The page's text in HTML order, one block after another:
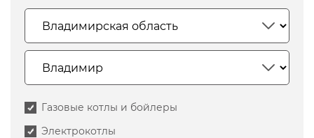
Газовые котлы и бойлеры
Электрокотлы